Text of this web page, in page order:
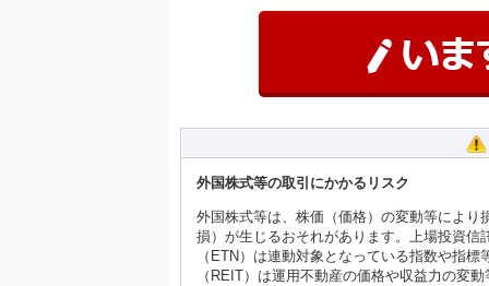
外国株式等の取引にかかるリスク
外国株式等は、株価（価格）の変動等によ
損）が生じるおそれがあります。上場投資
（ETN）は連動対象となっている指数や指
（REIT）は運用不動産の価格や収益力の変